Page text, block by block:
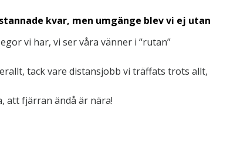
kvar, men umgänge blev vi ej utan
vi har, vi ser våra vänner i “rutan”
tack vare distansjobb vi träffats trots allt,
att fjärran ändå är nära!